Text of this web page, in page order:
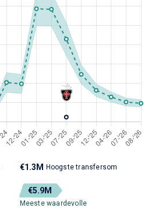
€1.3M Hoogste transfersom
€5.9M
Meeste waardevolle